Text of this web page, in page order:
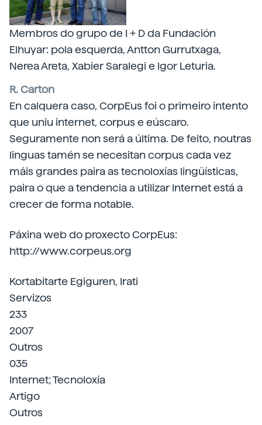
Membros do grupo de I + D da Fundación
Elhuyar: pola esquerda, Antton Gurrutxaga,
Nerea Areta, Xabier Saralegi e Igor Leturia.
R. Carton
En calquera caso, CorpEus foi o primeiro intento
que uniu internet, corpus e eúscaro.
Seguramente non será a última. De feito, noutras
linguas tamén se necesitan corpus cada vez
máis grandes paira as tecnoloxías lingüísticas,
paira o que a tendencia a utilizar Internet está a
crecer de forma notable.
Páxina web do proxecto CorpEus:
http://www.corpeus.org
Kortabitarte Egiguren, Irati
Servizos
233
2007
Outros
035
Internet; Tecnoloxía
Artigo
Outros